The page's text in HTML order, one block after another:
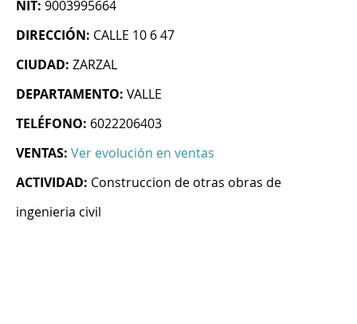
NIT: 9003995664
DIRECCIÓN: CALLE 10 6 47
CIUDAD: ZARZAL
DEPARTAMENTO: VALLE
TELÉFONO: 6022206403
VENTAS: Ver evolución en ventas
ACTIVIDAD: Construccion de otras obras de
ingenieria civil